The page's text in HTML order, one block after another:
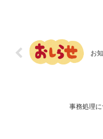
お
事務処理